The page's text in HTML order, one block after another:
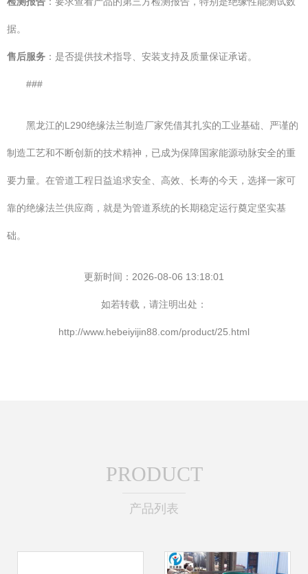
据。
售后服务 ：是否提供技术指导、安装支持及质量保证承诺。
###
黑龙江的L290绝缘法兰制造厂家凭借其扎实的工业基础、严谨的
制造工艺和不断创新的技术精神，已成为保障国家能源动脉安全的重
要力量。在管道工程日益追求安全、高效、长寿的今天，选择一家可
靠的绝缘法兰供应商，就是为管道系统的长期稳定运行奠定坚实基
础。
更新时间：2026-08-06 13:18:01
如若转载，请注明出处：
http://www.hebeiyijin88.com/product/25.html
PRODUCT
产品列表